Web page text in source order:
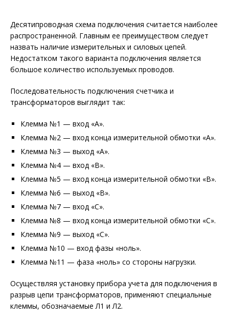
Десятипроводная схема подключения считается наиболее
распространенной. Главным ее преимуществом следует
назвать наличие измерительных и силовых цепей.
Недостатком такого варианта подключения является
большое количество используемых проводов.
Последовательность подключения счетчика и
трансформаторов выглядит так:
Клемма №1 — вход «A».
Клемма №2 — вход конца измерительной обмотки «A».
Клемма №3 — выход «A».
Клемма №4 — вход «B».
Клемма №5 — вход конца измерительной обмотки «B».
Клемма №6 — выход «B».
Клемма №7 — вход «C».
Клемма №8 — вход конца измерительной обмотки «C».
Клемма №9 — выход «C».
Клемма №10 — вход фазы «ноль».
Клемма №11 — фаза «ноль» со стороны нагрузки.
Осуществляя установку прибора учета для подключения в
разрыв цепи трансформаторов, применяют специальные
клеммы, обозначаемые Л1 и Л2.